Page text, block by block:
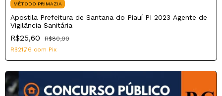
MÉTODO PRIMAZIA
Apostila Prefeitura de Santana do Piauí PI 2023 Agente de
Vigilância Sanitária
R$25,60
R$80,00
R$21,76 com Pix